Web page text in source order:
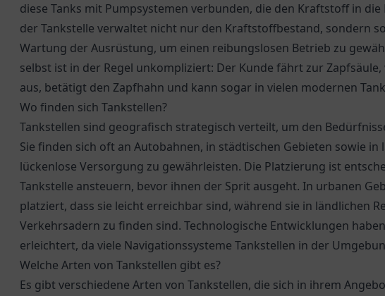
diese Tanks mit Pumpsystemen verbunden, die den Kraftstoff in
der Tankstelle verwaltet nicht nur den Kraftstoffbestand, sondern
Wartung der Ausrüstung, um einen reibungslosen Betrieb zu
selbst ist in der Regel unkompliziert: Der Kunde fährt zur
aus, betätigt den Zapfhahn und kann sogar in vielen modernen
Wo finden sich Tankstellen?
Tankstellen sind geografisch strategisch verteilt, um den
Sie finden sich oft an Autobahnen, in städtischen Gebieten sowie in
lückenlose Versorgung zu gewährleisten. Die Platzierung ist
Tankstelle ansteuern, bevor ihnen der Sprit ausgeht. In urbanen
platziert, dass sie leicht erreichbar sind, während sie in ländlichen
Verkehrsadern zu finden sind. Technologische Entwicklungen
erleichtert, da viele Navigationssysteme Tankstellen in der
Welche Arten von Tankstellen gibt es?
Es gibt verschiedene Arten von Tankstellen, die sich in ihrem